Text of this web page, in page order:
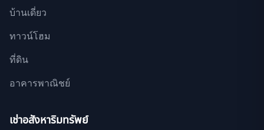
บ้านเดี่ยว
ทาวน์โฮม
ที่ดิน
อาคารพาณิชย์
เช่าอสังหาริมทรัพย์